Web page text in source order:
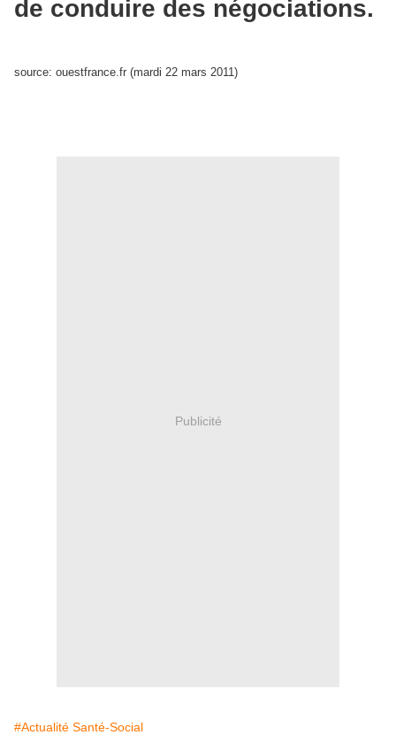
de conduire des négociations.
source: ouestfrance.fr (mardi 22 mars 2011)
Publicité
#Actualité Santé-Social